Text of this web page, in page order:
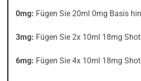
0mg: Fügen Sie 20ml 0mg Basis
3mg: Fügen Sie 2x 10ml 18mg
6mg: Fügen Sie 4x 10ml 18mg